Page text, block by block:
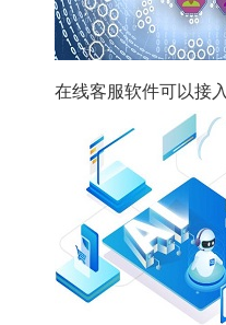
在线客服软件可以接